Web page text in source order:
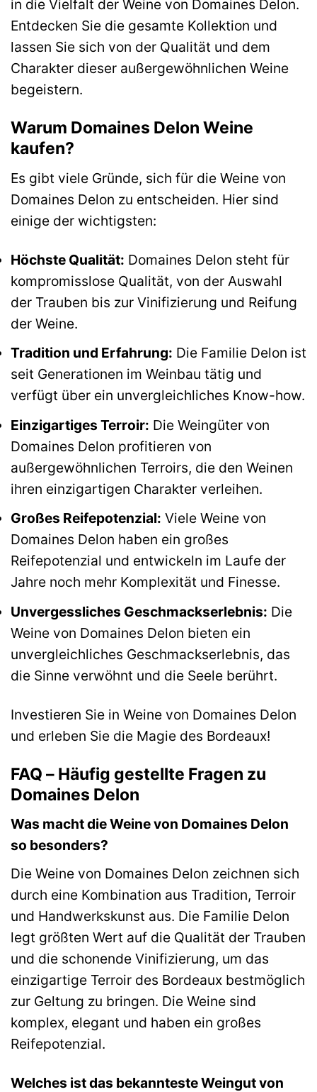
in die Vielfalt der Weine von Domaines Delon.
Entdecken Sie die gesamte Kollektion und
lassen Sie sich von der Qualität und dem
Charakter dieser außergewöhnlichen Weine
begeistern.
Warum Domaines Delon Weine
kaufen?
Es gibt viele Gründe, sich für die Weine von
Domaines Delon zu entscheiden. Hier sind
einige der wichtigsten:
Höchste Qualität: Domaines Delon steht für
kompromisslose Qualität, von der Auswahl
der Trauben bis zur Vinifizierung und Reifung
der Weine.
Tradition und Erfahrung: Die Familie Delon ist
seit Generationen im Weinbau tätig und
verfügt über ein unvergleichliches Know-how.
Einzigartiges Terroir: Die Weingüter von
Domaines Delon profitieren von
außergewöhnlichen Terroirs, die den Weinen
ihren einzigartigen Charakter verleihen.
Großes Reifepotenzial: Viele Weine von
Domaines Delon haben ein großes
Reifepotenzial und entwickeln im Laufe der
Jahre noch mehr Komplexität und Finesse.
Unvergessliches Geschmackserlebnis: Die
Weine von Domaines Delon bieten ein
unvergleichliches Geschmackserlebnis, das
die Sinne verwöhnt und die Seele berührt.
Investieren Sie in Weine von Domaines Delon
und erleben Sie die Magie des Bordeaux!
FAQ – Häufig gestellte Fragen zu
Domaines Delon
Was macht die Weine von Domaines Delon
so besonders?
Die Weine von Domaines Delon zeichnen sich
durch eine Kombination aus Tradition, Terroir
und Handwerkskunst aus. Die Familie Delon
legt größten Wert auf die Qualität der Trauben
und die schonende Vinifizierung, um das
einzigartige Terroir des Bordeaux bestmöglich
zur Geltung zu bringen. Die Weine sind
komplex, elegant und haben ein großes
Reifepotenzial.
Welches ist das bekannteste Weingut von